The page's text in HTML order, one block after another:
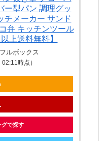
ー型パン 調理グッ
チメーカー サンド
弁 キッチンツール
上送料無料】
ルボックス
時点）
で探す